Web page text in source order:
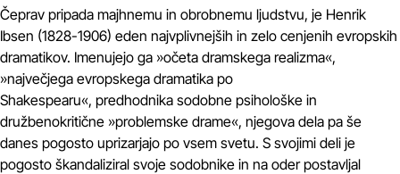
Čeprav pripada majhnemu in obrobnemu ljudstvu, je Henrik
Ibsen (1828-1906) eden najvplivnejših in zelo cenjenih evropskih
dramatikov. Imenujejo ga »očeta dramskega realizma«,
»največjega evropskega dramatika po
Shakespearu«, predhodnika sodobne psihološke in
družbenokritične »problemske drame«, njegova dela pa še
danes pogosto uprizarjajo po vsem svetu. S svojimi deli je
pogosto škandaliziral svoje sodobnike in na oder postavljal